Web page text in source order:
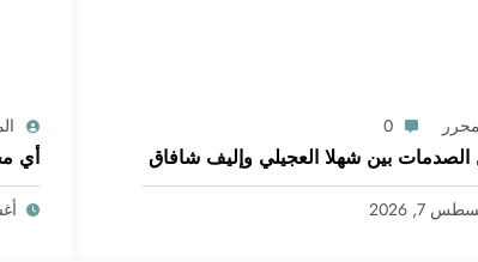
0
الصدمات بين شهلا العجيلي وإليف شافاق
7, 2026
أي